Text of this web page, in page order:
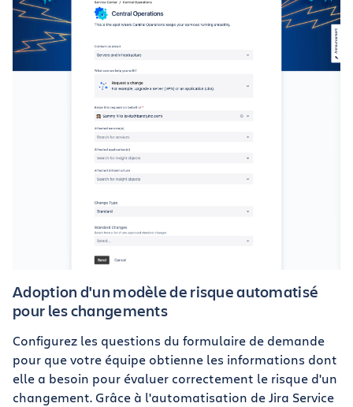
Adoption d'un modèle de risque automatisé
pour les changements
Configurez les questions du formulaire de demande
pour que votre équipe obtienne les informations dont
elle a besoin pour évaluer correctement le risque d'un
changement. Grâce à l'automatisation de Jira Service